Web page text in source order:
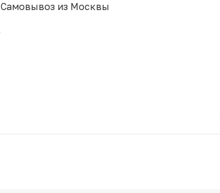
Самовывоз из Москвы